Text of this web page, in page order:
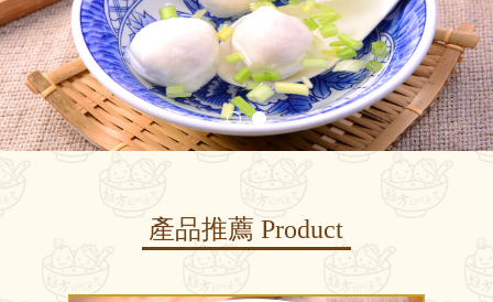
產品推薦Product